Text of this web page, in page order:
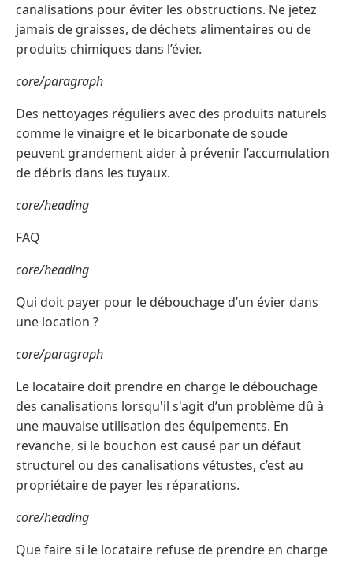
canalisations pour éviter les obstructions. Ne jetez
jamais de graisses, de déchets alimentaires ou de
produits chimiques dans l’évier.
core/paragraph
Des nettoyages réguliers avec des produits naturels
comme le vinaigre et le bicarbonate de soude
peuvent grandement aider à prévenir l’accumulation
de débris dans les tuyaux.
core/heading
FAQ
core/heading
Qui doit payer pour le débouchage d’un évier dans
une location ?
core/paragraph
Le locataire doit prendre en charge le débouchage
des canalisations lorsqu'il s'agit d’un problème dû à
une mauvaise utilisation des équipements. En
revanche, si le bouchon est causé par un défaut
structurel ou des canalisations vétustes, c’est au
propriétaire de payer les réparations.
core/heading
Que faire si le locataire refuse de prendre en charge